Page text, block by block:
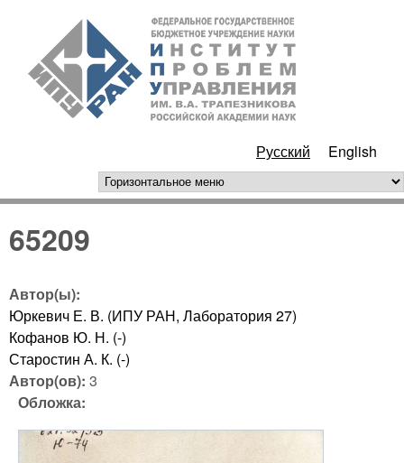
Перейти к основному
содержанию
РАН
Русский English
горизонтальное меню
65209
Автор(ы):
Юркевич Е. В. (ИПУ РАН, Лаборатория 27)
Кофанов Ю. Н. (-)
Старостин А. К. (-)
Автор(ов): 3
Обложка: